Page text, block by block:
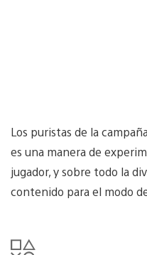
Los puristas de la
es una manera de
jugador, y sobre todo la
contenido para el modo